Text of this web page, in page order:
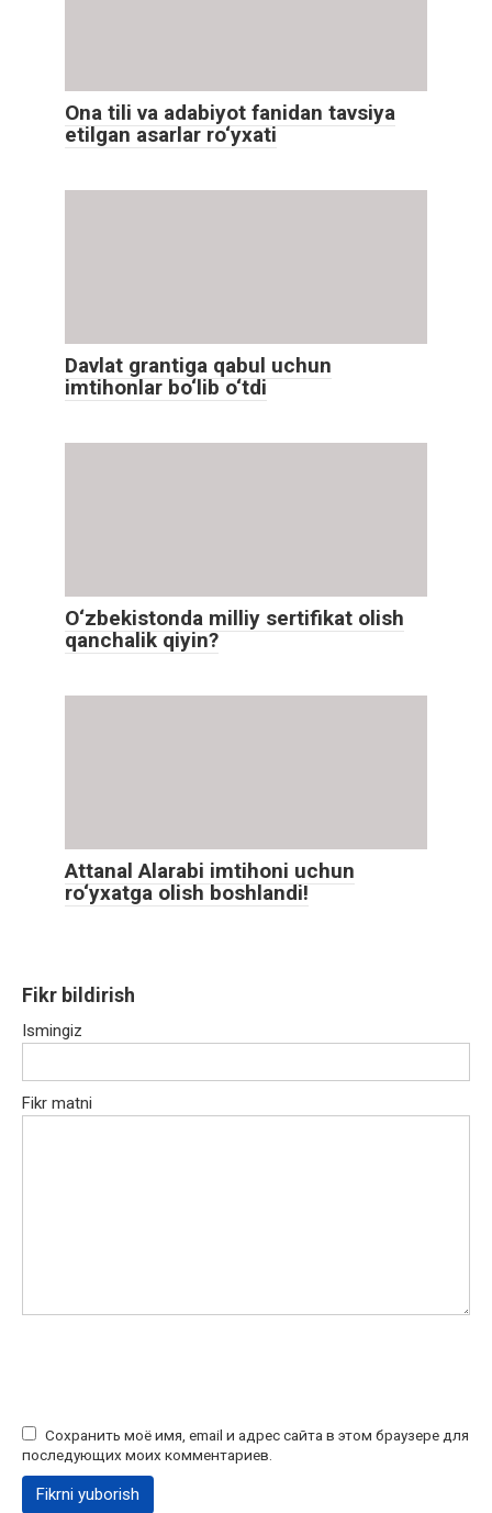
Ona tili va adabiyot fanidan tavsiya
etilgan asarlar ro‘yxati
Davlat grantiga qabul uchun
imtihonlar bo‘lib o‘tdi
O‘zbekistonda milliy sertifikat olish
qanchalik qiyin?
Attanal Alarabi imtihoni uchun
ro‘yxatga olish boshlandi!
Fikr bildirish
Ismingiz
Fikr matni
Сохранить моё имя, email и адрес сайта в этом браузере для
последующих моих комментариев.